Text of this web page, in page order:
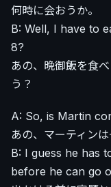
何時に会おうか。
B: Well, I have to
8?
あの、晩御飯を食
う？
A: So, is Martin
あの、マーティン
B: I guess he has
before he can go